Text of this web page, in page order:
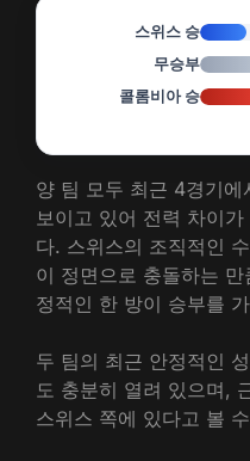
스위스 승
무승부
콜롬비아 승
양 팀 모두 최근 4경기
보이고 있어 전력 차이
다. 스위스의 조직적인
이 정면으로 충돌하는
정적인 한 방이 승부를
두 팀의 최근 안정적인
도 충분히 열려 있으며,
스위스 쪽에 있다고 볼